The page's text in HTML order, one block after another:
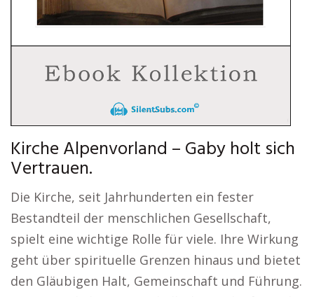
Kirche Alpenvorland – Gaby holt sich
Vertrauen.
Die Kirche, seit Jahrhunderten ein fester
Bestandteil der menschlichen Gesellschaft,
spielt eine wichtige Rolle für viele. Ihre Wirkung
geht über spirituelle Grenzen hinaus und bietet
den Gläubigen Halt, Gemeinschaft und Führung.